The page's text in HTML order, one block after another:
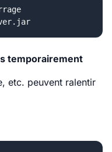
temporairement
etc. peuvent ralentir